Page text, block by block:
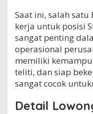
,
K
o
t
a
M
e
d
a
Saat ini, salah
kerja untuk posisi
sangat penting
operasional
memiliki
teliti, dan siap
sangat cocok
Detail